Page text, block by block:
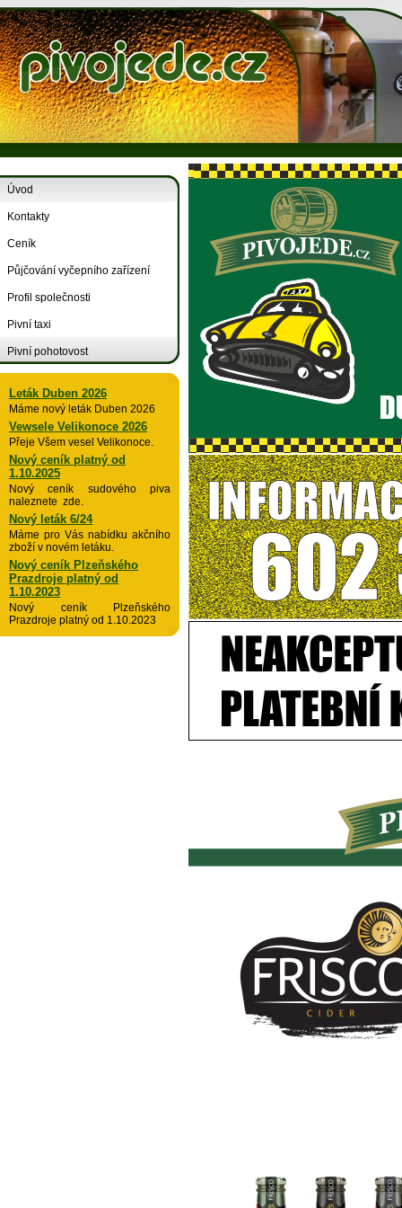
Úvod
Kontakty
Ceník
Půjčování vyčepního zařízení
Profil společnosti
Pivní taxi
Pivní pohotovost
Leták Duben 2026
Máme nový leták Duben 2026
Vewsele Velikonoce 2026
Přeje Všem vesel Velikonoce.
Nový ceník platný od
1.10.2025
Nový ceník sudového piva
naleznete zde.
Nový leták 6/24
Máme pro Vás nabídku akčního
zboží v novém letáku.
Nový ceník Plzeňského
Prazdroje platný od
1.10.2023
Nový ceník Plzeňského
Prazdroje platný od 1.10.2023